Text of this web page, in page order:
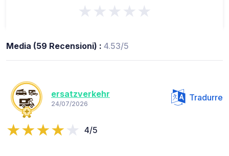
★★★★★
Media (59 Recensioni) : 4.53/5
ersatzverkehr
24/07/2026
Tradurre
4/5